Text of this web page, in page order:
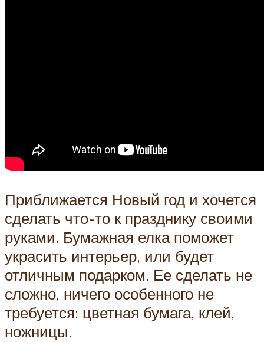
Приближается Новый год и хочется
сделать что-то к празднику своими
руками. Бумажная елка поможет
украсить интерьер, или будет
отличным подарком. Ее сделать не
сложно, ничего особенного не
требуется: цветная бумага, клей,
ножницы.